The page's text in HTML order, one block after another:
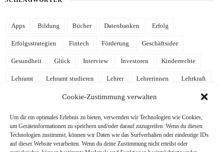
Cookie-Zustimmung verwalten
Um dir ein optimales Erlebnis zu bieten, verwenden wir Technologien wie Cookies,
um Geräteinformationen zu speichern und/oder darauf zuzugreifen. Wenn du diesen
Technologien zustimmst, können wir Daten wie das Surfverhalten oder eindeutige IDs
auf dieser Website verarbeiten. Wenn du deine Zustimmung nicht erteilst oder
Apps Bildung Bücher Datenbanken Erfolg
Erfolgsstrategien Fintech Förderung Geschäftsidee
Gesundheit Glück Interview Investoren Kinderrechte
Lehramt Lehramt studieren Lehrer Lehrerinnen Lehrkraft
Mathe Mathematik mehr Zeit
Notion Template Produktivität Referendariat Schulalltag
Schule Schulgelaber Schulleben Schulleitung Schüler
Schülerinnen Stressabbau Studieren Studium Tools